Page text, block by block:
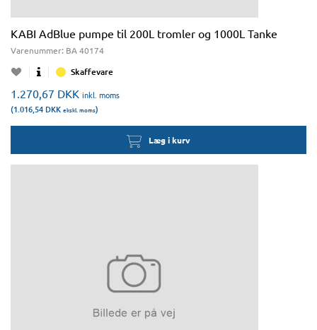
KABI AdBlue pumpe til 200L tromler og 1000L Tanke
Varenummer: BA 40174
Skaffevare
1.270,67 DKK inkl. moms
(1.016,54 DKK ekskl. moms)
Læg i kurv